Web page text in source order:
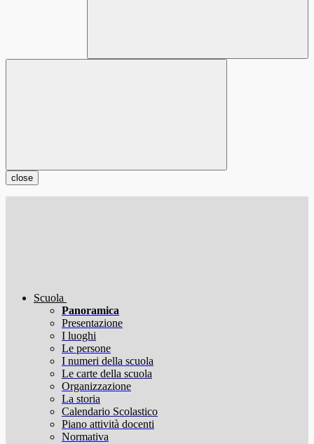
close
Scuola
Panoramica
Presentazione
I luoghi
Le persone
I numeri della scuola
Le carte della scuola
Organizzazione
La storia
Calendario Scolastico
Piano attività docenti
Normativa